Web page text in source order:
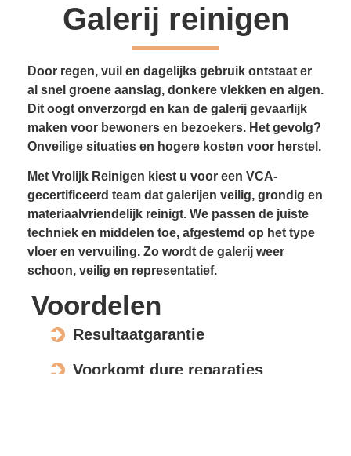
Galerij reinigen
Door regen, vuil en dagelijks gebruik ontstaat er
al snel groene aanslag, donkere vlekken en algen.
Dit oogt onverzorgd en kan de galerij gevaarlijk
maken voor bewoners en bezoekers. Het gevolg?
Onveilige situaties en hogere kosten voor herstel.
Met Vrolijk Reinigen kiest u voor een VCA-
gecertificeerd team dat galerijen veilig, grondig en
materiaalvriendelijk reinigt. We passen de juiste
techniek en middelen toe, afgestemd op het type
vloer en vervuiling. Zo wordt de galerij weer
schoon, veilig en representatief.
Voordelen
Resultaatgarantie
Voorkomt dure reparaties